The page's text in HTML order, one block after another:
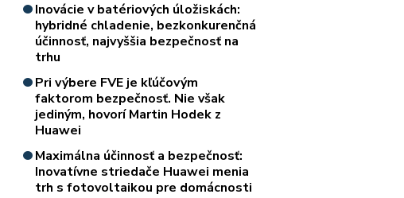
Inovácie v batériových úložiskách:
hybridné chladenie, bezkonkurenčná
účinnosť, najvyššia bezpečnosť na
trhu
Pri výbere FVE je kľúčovým
faktorom bezpečnosť. Nie však
jediným, hovorí Martin Hodek z
Huawei
Maximálna účinnosť a bezpečnosť:
Inovatívne striedače Huawei menia
trh s fotovoltaikou pre domácnosti